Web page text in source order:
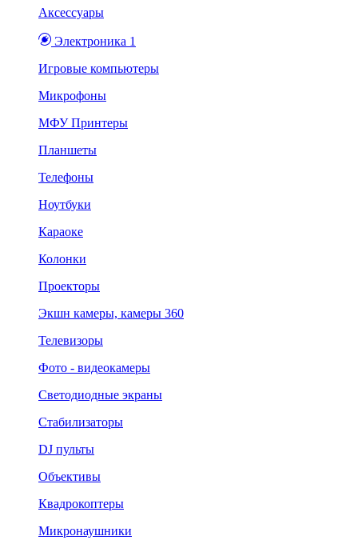
Аксессуары
Электроника 1
Игровые компьютеры
Микрофоны
МФУ Принтеры
Планшеты
Телефоны
Ноутбуки
Караоке
Колонки
Проекторы
Экшн камеры, камеры 360
Телевизоры
Фото - видеокамеры
Светодиодные экраны
Стабилизаторы
DJ пульты
Объективы
Квадрокоптеры
Микронаушники